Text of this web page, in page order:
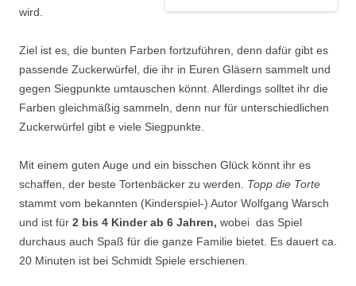
wird.
Ziel ist es, die bunten Farben fortzuführen, denn dafür gibt es
passende Zuckerwürfel, die ihr in Euren Gläsern sammelt und
gegen Siegpunkte umtauschen könnt. Allerdings solltet ihr die
Farben gleichmäßig sammeln, denn nur für unterschiedlichen
Zuckerwürfel gibt e viele Siegpunkte.
Mit einem guten Auge und ein bisschen Glück könnt ihr es
schaffen, der beste Tortenbäcker zu werden. Topp die Torte
stammt vom bekannten (Kinderspiel-) Autor Wolfgang Warsch
und ist für 2 bis 4 Kinder ab 6 Jahren, wobei das Spiel
durchaus auch Spaß für die ganze Familie bietet. Es dauert ca.
20 Minuten ist bei Schmidt Spiele erschienen.